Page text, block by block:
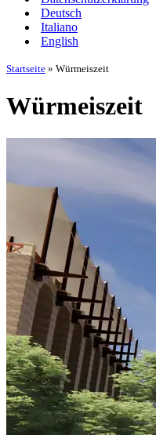
Deutsch
Italiano
English
Startseite » Würmeiszeit
Würmeiszeit